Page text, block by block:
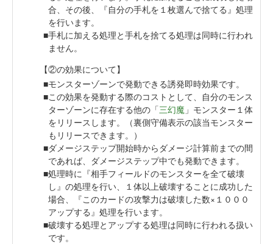
合、その後、『自分の手札を１枚選んで捨てる』処理
を行います。
手札に加える処理と手札を捨てる処理は同時に行われ
ません。
【②の効果について】
モンスターゾーンで発動できる誘発即時効果です。
この効果を発動する際のコストとして、自分のモンス
ターゾーンに存在する他の「三幻魔 」モンスター１体
をリリースします。（裏側守備表示の該当モンスター
もリリースできます。）
ダメージステップ開始時からダメージ計算前までの間
であれば、ダメージステップ中でも発動できます。
処理時に『相手フィールドのモンスターを全て破壊
し』の処理を行い、１体以上破壊することに成功した
場合、『このカードの攻撃力は破壊した数×１０００
アップする』処理を行います。
破壊する処理とアップする処理は同時に行われる扱い
です。